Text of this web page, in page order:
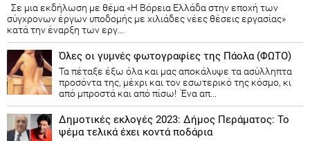
Σε μια εκδήλωση με θέμα «Η Βόρεια Ελλάδα στην εποχή των
σύγχρονων έργων υποδομής με χιλιάδες νέες θέσεις εργασίας»
κατά την έναρξη των εργ...
Όλες οι γυμνές φωτογραφίες της Πάολα (ΦΩΤΟ)
Τα πέταξε έξω όλα και μας αποκάλυψε τα ασύλληπτα
προσόντα της, μέχρι και τον εσωτερικό της κόσμο, κι
από μπροστά και από πίσω! Ένα απ...
Δημοτικές εκλογές 2023: Δήμος Περάματος: Το
ψέμα τελικά έχει κοντά ποδάρια